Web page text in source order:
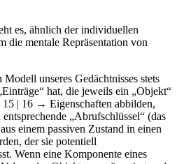
es, ähnlich der individuellen
die mentale Repräsentation von
unseres Gedächtnisses stets
hat, die jeweils ein „Objekt“
| 16 → Eigenschaften abbilden,
„Abrufschlüssel“ (das
einem passiven Zustand in einen
der sie potentiell
Wenn eine Komponente eines